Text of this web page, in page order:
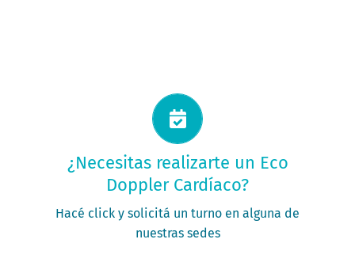
¿Necesitas realizarte un Eco
Doppler Cardíaco?
Hacé click y solicitá un turno en alguna de
nuestras sedes
Solicitá tu turno ahora
PEDIR MI TURNO